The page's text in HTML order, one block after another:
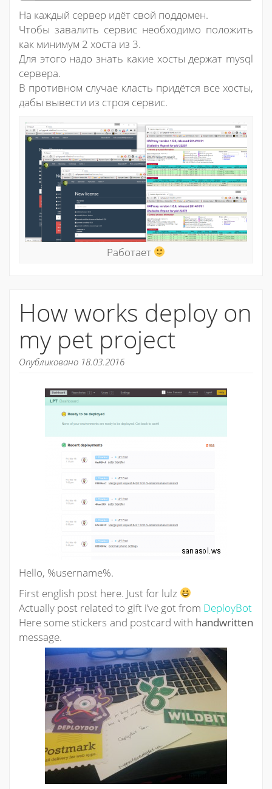
На каждый сервер идёт свой поддомен.
Чтобы завалить сервис необходимо положить
как минимум 2 хоста из 3.
Для этого надо знать какие хосты держат mysql
сервера.
В противном случае класть придётся все хосты,
дабы вывести из строя сервис.
Работает
How works deploy on
my pet project
Опубликовано 18.03.2016
Hello, %username%.
First english post here. Just for lulz
Actually post related to gift i’ve got from DeployBot
Here some stickers and postcard with handwritten
message.